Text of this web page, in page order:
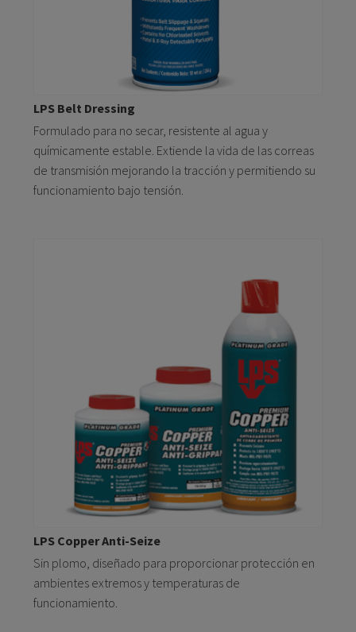
LPS Belt Dressing
Formulado para no secar, resistente al agua y
químicamente estable. Extiende la vida de las correas
de transmisión mejorando la tracción y permitiendo su
funcionamiento bajo tensión.
LPS Copper Anti-Seize
Sin plomo, diseñado para proporcionar protección en
ambientes extremos y temperaturas de
funcionamiento.